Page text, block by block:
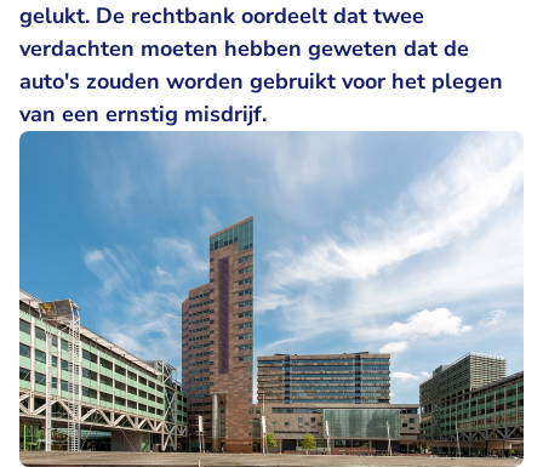
gelukt. De rechtbank oordeelt dat twee
verdachten moeten hebben geweten dat de
auto's zouden worden gebruikt voor het plegen
van een ernstig misdrijf.